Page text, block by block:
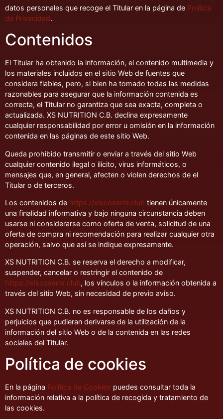
datos personales que recoge el Titular en la página de Política
de Privacidad.
Contenidos
El Titular ha obtenido la información, el contenido multimedia y
los materiales incluidos en el sitio Web de fuentes que
considera fiables, pero, si bien ha tomado todas las medidas
razonables para asegurar que la información contenida es
correcta, el Titular no garantiza que sea exacta, completa o
actualizada. XS NUTRITION C.B. declina expresamente
cualquier responsabilidad por error u omisión en la información
contenida en las páginas de este sitio Web.
Queda prohibido transmitir o enviar a través del sitio Web
cualquier contenido ilegal o ilícito, virus informáticos, o
mensajes que, en general, afecten o violen derechos de el
Titular o de terceros.
Los contenidos de https://xiscoserra.club tienen únicamente
una finalidad informativa y bajo ninguna circunstancia deben
usarse ni considerarse como oferta de venta, solicitud de una
oferta de compra ni recomendación para realizar cualquier otra
operación, salvo que así se indique expresamente.
XS NUTRITION C.B. se reserva el derecho a modificar,
suspender, cancelar o restringir el contenido de
https://xiscoserra.club, los vínculos o la información obtenida a
través del sitio Web, sin necesidad de previo aviso.
XS NUTRITION C.B. no es responsable de los daños y
perjuicios que pudieran derivarse de la utilización de la
información del sitio Web o de la contenida en las redes
sociales del Titular.
Política de cookies
En la página Política de Cookies puedes consultar toda la
información relativa a la política de recogida y tratamiento de
las cookies.